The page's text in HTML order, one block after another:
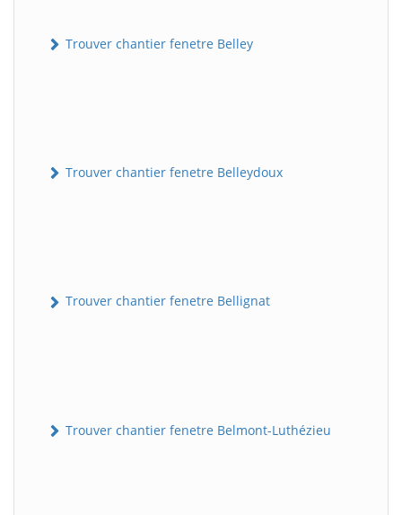
Trouver chantier fenetre Belley
Trouver chantier fenetre Belleydoux
Trouver chantier fenetre Bellignat
Trouver chantier fenetre Belmont-Luthézieu